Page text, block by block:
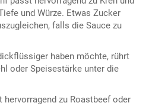
und Würze. Etwas Zucker
falls die Sauce zu
haben möchte, rührt
oder Speisestärke unter die
zu Roastbeef oder